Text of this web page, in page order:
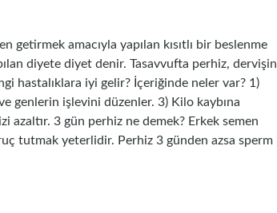
getirmek amacıyla yapılan kısıtlı bir beslenme
diyete diyet denir. Tasavvufta perhiz, dervişin
hastalıklara iyi gelir? İçeriğinde neler var? 1)
genlerin işlevini düzenler. 3) Kilo kaybına
azaltır. 3 gün perhiz ne demek? Erkek semen
tutmak yeterlidir. Perhiz 3 günden azsa sperm